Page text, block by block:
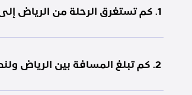
1. كم تستغرق الرحلة من الرياض إلى لندن؟
2. كم تبلغ المسافة بين الرياض ولندن؟